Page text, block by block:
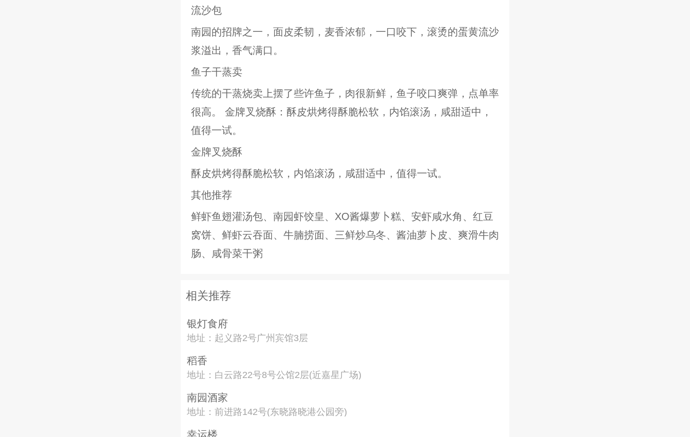
流沙包
南园的招牌之一，面皮柔韧，麦香浓郁，一口咬下，滚烫的蛋黄流沙
浆溢出，香气满口。
鱼子干蒸卖
传统的干蒸烧卖上摆了些许鱼子，肉很新鲜，鱼子咬口爽弹，点单率
很高。 金牌叉烧酥：酥皮烘烤得酥脆松软，内馅滚汤，咸甜适中，
值得一试。
金牌叉烧酥
酥皮烘烤得酥脆松软，内馅滚汤，咸甜适中，值得一试。
其他推荐
鲜虾鱼翅灌汤包、南园虾饺皇、XO酱爆萝卜糕、安虾咸水角、红豆
窝饼、鲜虾云吞面、牛腩捞面、三鲜炒乌冬、酱油萝卜皮、爽滑牛肉
肠、咸骨菜干粥
相关推荐
银灯食府
地址：起义路2号广州宾馆3层
稻香
地址：白云路22号8号公馆2层(近嘉星广场)
南园酒家
地址：前进路142号(东晓路晓港公园旁)
幸运楼